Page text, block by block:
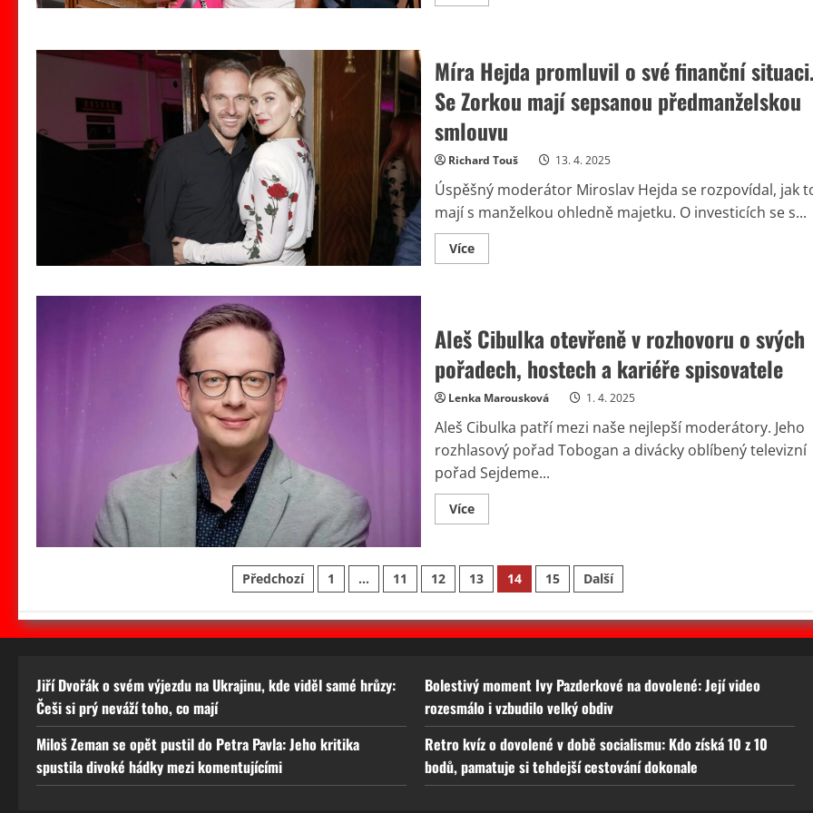
po
rozvodu
našel
novou
partnerku.
Již
nějakou
dobu
randí
s
kolegyní
z
TV
Prima
Míra Hejda promluvil o své finanční
Se Zorkou mají sepsanou předmanželskou
smlouvu
Richard Touš 13. 4. 2025
Úspěšný moderátor Miroslav Hejda se rozpovídal, jak
mají s manželkou ohledně majetku. O investicích se s...
VíceRead
more
své
finanční
situaci.
Se
Zorkou
mají
předmanželskou
smlouvu
Aleš Cibulka otevřeně v rozhovoru o svých
pořadech, hostech a kariéře spisovatele
Lenka Marousková 1. 4. 2025
Aleš Cibulka patří mezi naše nejlepší moderátory. Jeho
rozhlasový pořad Tobogan a divácky oblíbený televizní
pořad Sejdeme...
VíceRead
more
otevřeně
v
rozhovoru
svých
pořadech,
spisovatele
Stránkování
příspěvků
Předchozí 1 … 11 12 13 14 15 Další
Jiří Dvořák o svém výjezdu na Ukrajinu, kde viděl samé hrůzy:
Češi si prý neváží toho, co mají
Bolestivý moment Ivy Pazderkové na dovolené: Její video
rozesmálo i vzbudilo velký obdiv
Miloš Zeman se opět pustil do Petra Pavla: Jeho kritika
spustila divoké hádky mezi komentujícími
Retro kvíz o dovolené v době socialismu: Kdo získá 10 z 10
bodů, pamatuje si tehdejší cestování dokonale